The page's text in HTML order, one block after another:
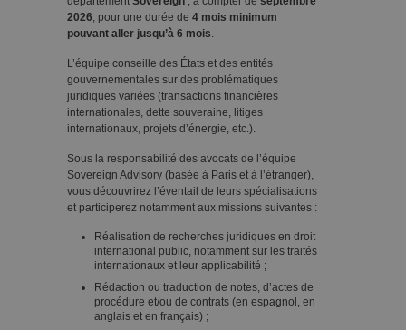
2026 , pour une durée de 4 mois minimum
pouvant aller jusqu’à 6 mois
L’équipe conseille des États et des entités
gouvernementales sur des problématiques
juridiques variées (transactions financières
internationales, dette souveraine, litiges
internationaux, projets d’énergie, etc.).
Sous la responsabilité des avocats de l’équipe
Sovereign Advisory (basée à Paris et à l’étranger),
vous découvrirez l’éventail de leurs spécialisations
et participerez notamment aux missions suivantes :
Réalisation de recherches juridiques en droit
international public, notamment sur les traités
internationaux et leur applicabilité ;
Rédaction ou traduction de notes, d’actes de
procédure et/ou de contrats (en espagnol, en
anglais et en français) ;